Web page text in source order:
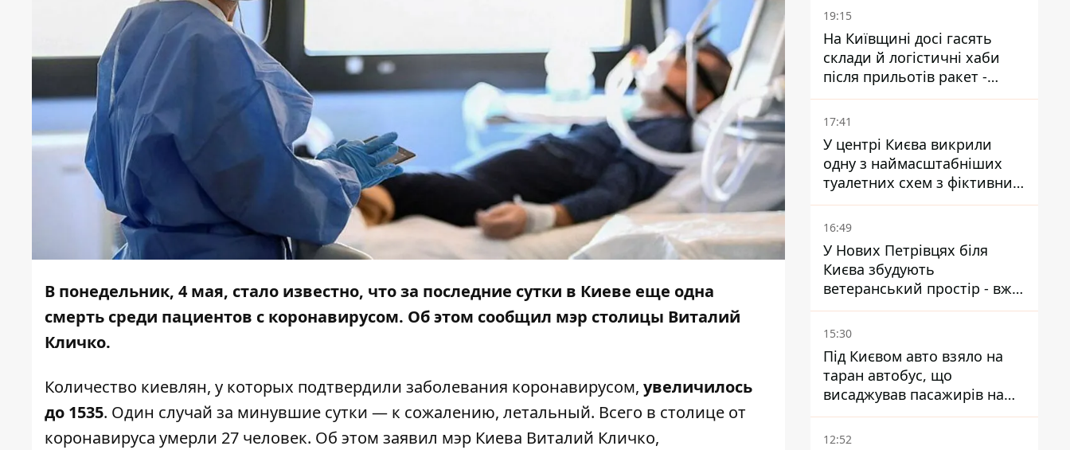
В понедельник, 4 мая, стало известно, что за последние сутки в Киеве еще одна
смерть среди пациентов с коронавирусом. Об этом сообщил мэр столицы Виталий
Кличко.
Количество киевлян, у которых подтвердили заболевания коронавирусом, увеличилось
до 1535. Один случай за минувшие сутки — к сожалению, летальный. Всего в столице от
коронавируса умерли 27 человек. Об этом заявил мэр Киева Виталий Кличко,
19:15
На Київщині досі гасять
склади й логістичні хаби
після прильотів ракет -
ДСНС
17:41
У центрі Києва викрили
одну з наймасштабніших
туалетних схем з фіктивним
будинком
16:49
У Нових Петрівцях біля
Києва збудують
ветеранський простір - вже
знайшли проєктанта
15:30
Під Києвом авто взяло на
таран автобус, що
висаджував пасажирів на
зупинці - пасажирка в
лікарні
12:52